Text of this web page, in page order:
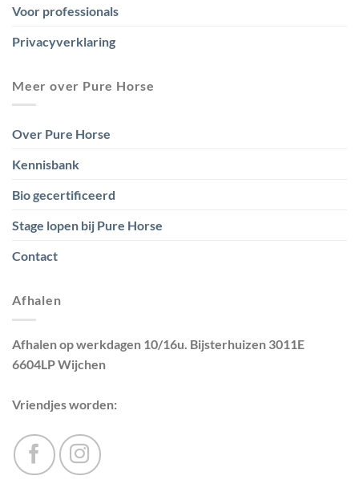
Voor professionals
Privacyverklaring
Meer over Pure Horse
Over Pure Horse
Kennisbank
Bio gecertificeerd
Stage lopen bij Pure Horse
Contact
Afhalen
Afhalen op werkdagen 10/16u. Bijsterhuizen 3011E
6604LP Wijchen
Vriendjes worden: